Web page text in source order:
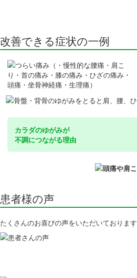
改善できる症状の一例
カラダのゆがみが
不調につながる理由
患者様の声
たくさんのお喜びの声をいただいております